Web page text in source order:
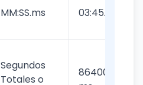
MM:SS.ms 03:45.82
Segundos
Totales o
86400000